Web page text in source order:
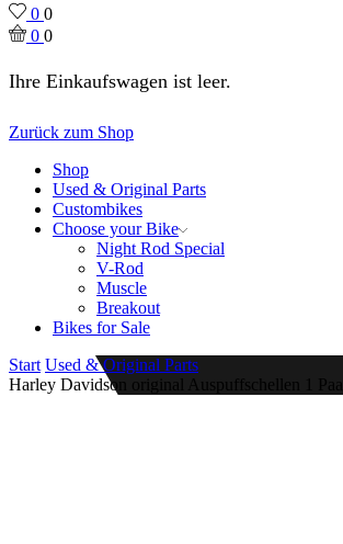
0 0
0 0
Ihre Einkaufswagen ist leer.
Zurück zum Shop
Shop
Used & Original Parts
Custombikes
Choose your Bike
Night Rod Special
V-Rod
Muscle
Breakout
Bikes for Sale
Start Used & Original Parts
Harley Davidson original Auspuffschellen 1 Paar